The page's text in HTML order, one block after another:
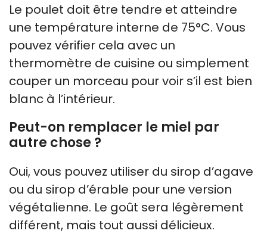
Le poulet doit être tendre et atteindre
une température interne de 75°C. Vous
pouvez vérifier cela avec un
thermomètre de cuisine ou simplement
couper un morceau pour voir s’il est bien
blanc à l’intérieur.
Peut-on remplacer le miel par
autre chose ?
Oui, vous pouvez utiliser du sirop d’agave
ou du sirop d’érable pour une version
végétalienne. Le goût sera légèrement
différent, mais tout aussi délicieux.